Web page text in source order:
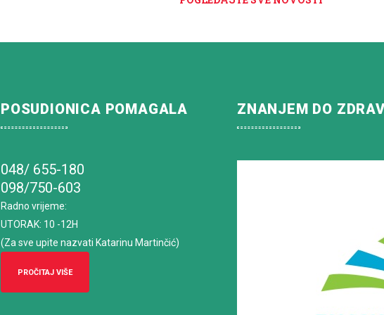
POSUDIONICA POMAGALA
048/ 655-180
098/750-603
Radno vrijeme:
UTORAK: 10 -12H
(Za sve upite nazvati Katarinu Martinčić)
PROČITAJ VIŠE
ZNANJEM DO